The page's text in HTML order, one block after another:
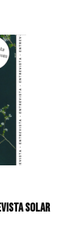
Solar